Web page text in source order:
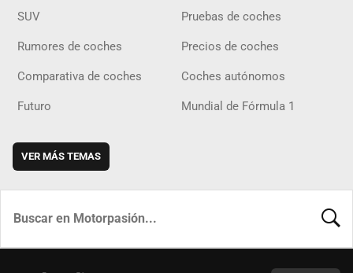
SUV Pruebas de coches
Rumores de coches Precios de coches
Comparativa de coches Coches autónomos
Futuro Mundial de Fórmula 1
VER MÁS TEMAS